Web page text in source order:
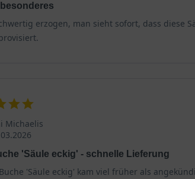
erzogen, man sieht sofort, dass diese
Michaelis
'Säule eckig' - schnelle Lieferung
'Säule eckig' kam viel früher als